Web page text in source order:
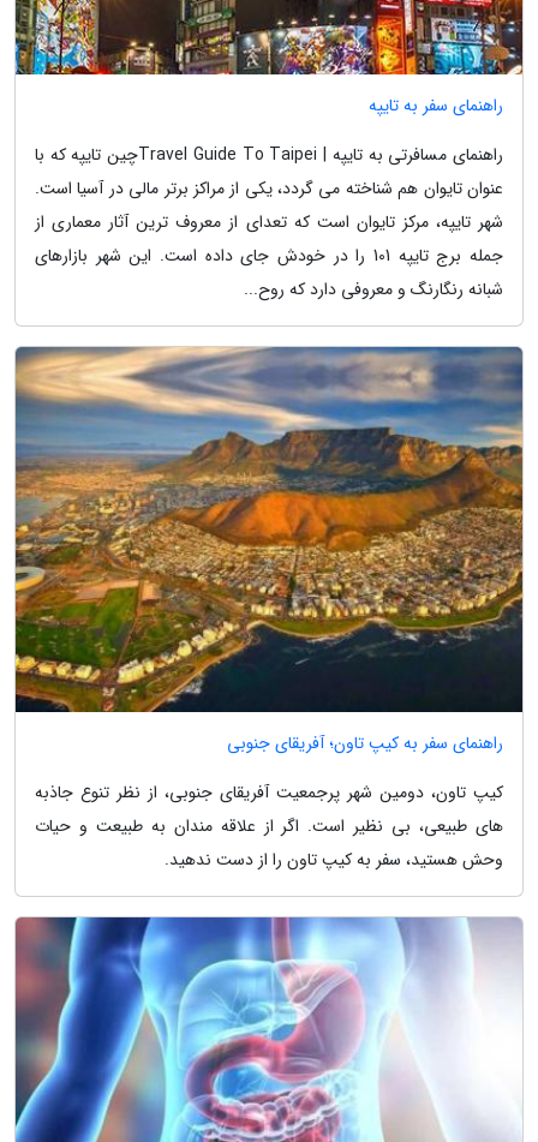
راهنمای سفر به تایپه
راهنمای مسافرتی به تایپه | Travel Guide To Taipeiچین تایپه که با
عنوان تایوان هم شناخته می گردد، یکی از مراکز برتر مالی در آسیا است.
شهر تایپه، مرکز تایوان است که تعدای از معروف ترین آثار معماری از
جمله برج تایپه 101 را در خودش جای داده است. این شهر بازارهای
شبانه رنگارنگ و معروفی دارد که روح...
راهنمای سفر به کیپ تاون؛ آفریقای جنوبی
کیپ تاون، دومین شهر پرجمعیت آفریقای جنوبی، از نظر تنوع جاذبه
های طبیعی، بی نظیر است. اگر از علاقه مندان به طبیعت و حیات
وحش هستید، سفر به کیپ تاون را از دست ندهید.